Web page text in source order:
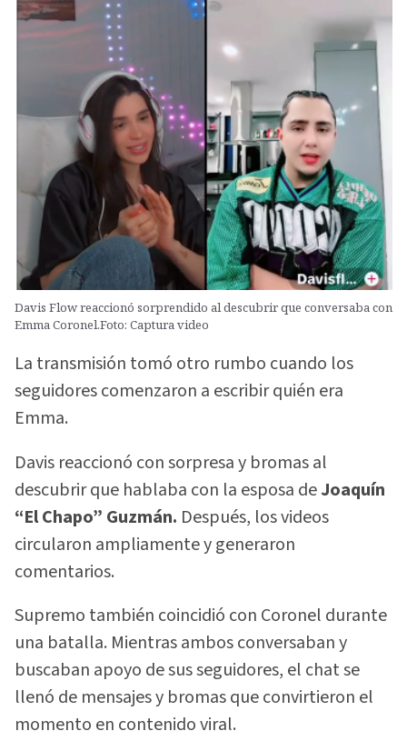
Davis Flow reaccionó sorprendido al descubrir que conversaba con
Emma Coronel.Foto: Captura video
La transmisión tomó otro rumbo cuando los
seguidores comenzaron a escribir quién era
Emma.
Davis reaccionó con sorpresa y bromas al
descubrir que hablaba con la esposa deJoaquín
“El Chapo” Guzmán. Después, los videos
circularon ampliamente y generaron
comentarios.
Supremo también coincidió con Coronel durante
una batalla. Mientras ambos conversaban y
buscaban apoyo de sus seguidores, el chat se
llenó de mensajes y bromas que convirtieron el
momento en contenido viral.